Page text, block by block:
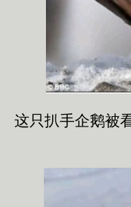
这只扒手企鹅被